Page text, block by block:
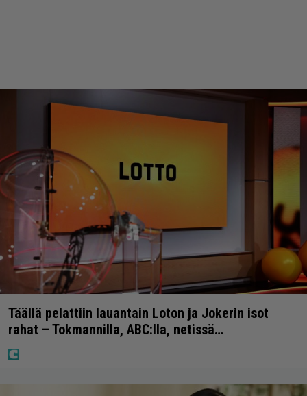
Täällä pelattiin lauantain Loton ja Jokerin isot
rahat – Tokmannilla, ABC:lla, netissä…